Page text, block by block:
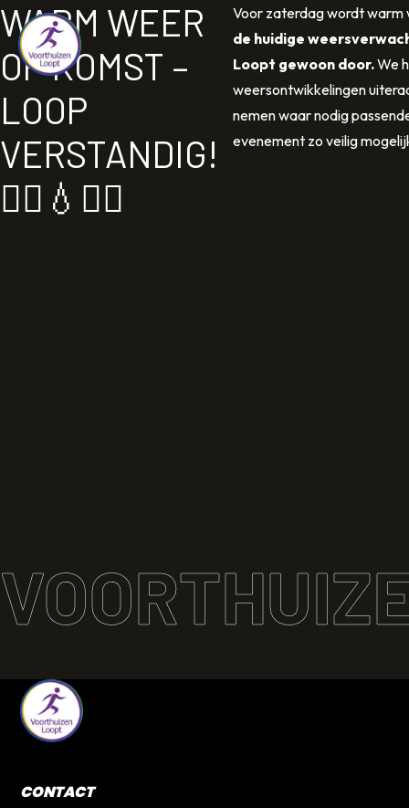
Direct naar content
Terug naar de startpagina
WARM WEER
OP KOMST –
LOOP
VERSTANDIG!
🏃‍♀️💧🏃‍♂️
Voor zaterdag wordt
de huidige
Loopt gewoon door.We
weersontwikkelingen
nemen waar nodig
evenement zo veilig
Terug naar de startpagina
CONTACT